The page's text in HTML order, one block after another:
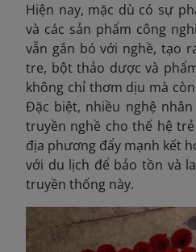
Hiện nay, mặc dù có sự
và các sản phẩm công
vẫn gắn bó với nghề, tạo
tre, bột thảo dược và
không chỉ thơm dịu mà
Đặc biệt, nhiều nghệ
truyền nghề cho thế hệ
địa phương đẩy mạnh kết
với du lịch để bảo tồn và
truyền thống này.